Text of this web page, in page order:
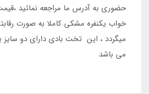
حضوری به آدرس ما مراجعه نمائید
خواب یکنفره مشکی کاملا به صورت
میگردد ، این تخت بادی دارای دو سایز
می باشد